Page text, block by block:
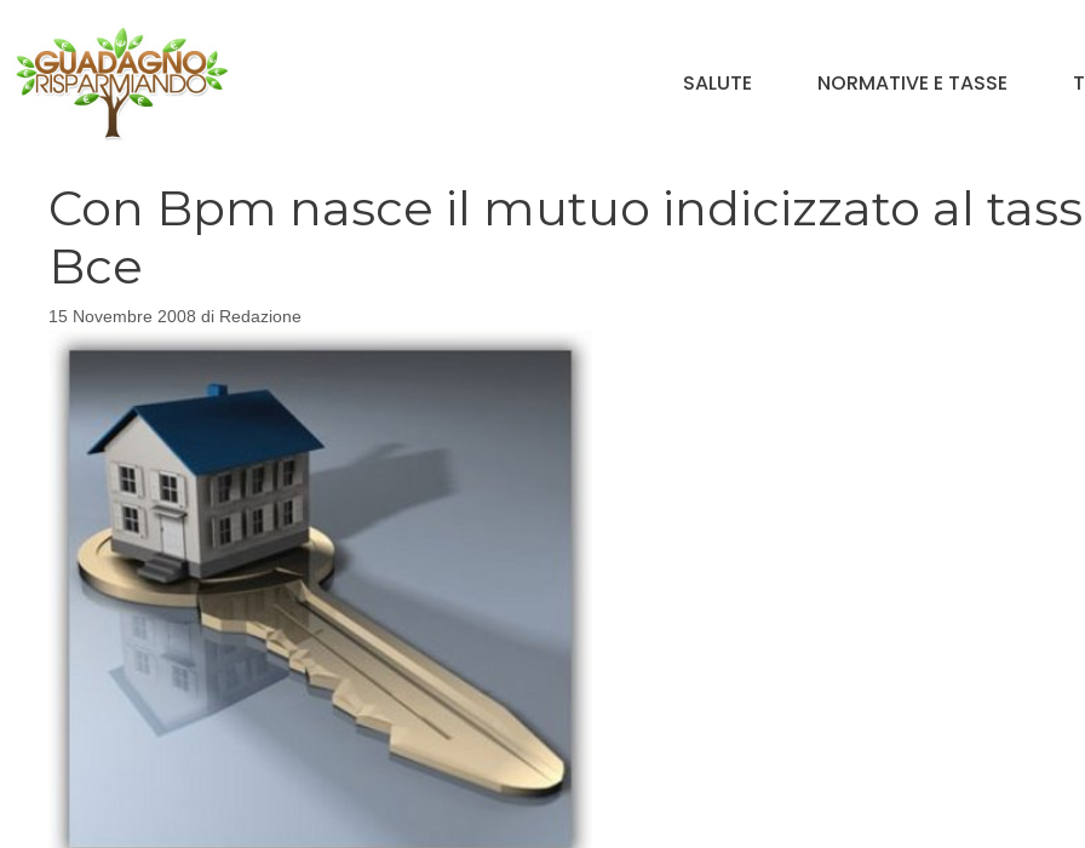
contenuto
SALUTE NORMATIVE E TASSE
Con Bpm nasce il mutuo indicizzato al
Bce
15 Novembre 2008 di Redazione